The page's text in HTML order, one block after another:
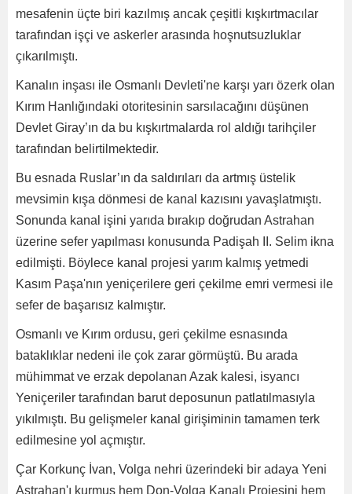
mesafenin üçte biri kazılmış ancak çeşitli kışkırtmacılar
tarafından işçi ve askerler arasında hoşnutsuzluklar
çıkarılmıştı.
Kanalın inşası ile Osmanlı Devleti'ne karşı yarı özerk olan
Kırım Hanlığındaki otoritesinin sarsılacağını düşünen
Devlet Giray’ın da bu kışkırtmalarda rol aldığı tarihçiler
tarafından belirtilmektedir.
Bu esnada Ruslar’ın da saldırıları da artmış üstelik
mevsimin kışa dönmesi de kanal kazısını yavaşlatmıştı.
Sonunda kanal işini yarıda bırakıp doğrudan Astrahan
üzerine sefer yapılması konusunda Padişah II. Selim ikna
edilmişti. Böylece kanal projesi yarım kalmış yetmedi
Kasım Paşa'nın yeniçerilere geri çekilme emri vermesi ile
sefer de başarısız kalmıştır.
Osmanlı ve Kırım ordusu, geri çekilme esnasında
bataklıklar nedeni ile çok zarar görmüştü. Bu arada
mühimmat ve erzak depolanan Azak kalesi, isyancı
Yeniçeriler tarafından barut deposunun patlatılmasıyla
yıkılmıştı. Bu gelişmeler kanal girişiminin tamamen terk
edilmesine yol açmıştır.
Çar Korkunç İvan, Volga nehri üzerindeki bir adaya Yeni
Astrahan'ı kurmuş hem Don-Volga Kanalı Projesini hem